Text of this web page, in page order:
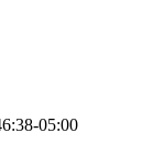
05:00